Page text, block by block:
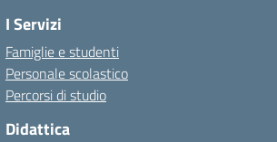
I Servizi
Famiglie e studenti
Personale scolastico
Percorsi di studio
Didattica